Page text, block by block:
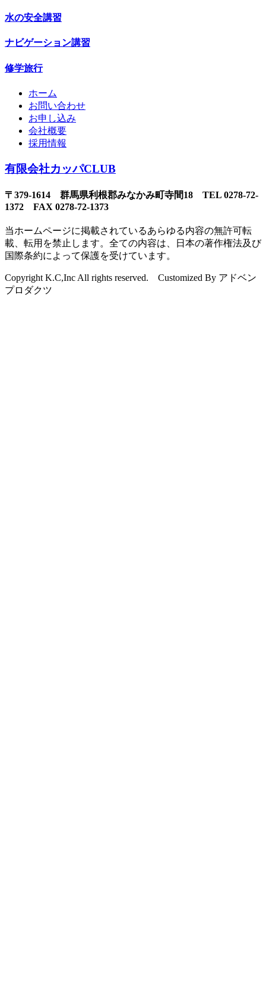
水の安全講習
ナビゲーション講習
修学旅行
ホーム
お問い合わせ
お申し込み
会社概要
採用情報
有限会社カッパCLUB
〒379-1614 群馬県利根郡みなかみ町寺間18 TEL 0278-72-
1372 FAX 0278-72-1373
当ホームページに掲載されているあらゆる内容の無許可転
載、転用を禁止します。全ての内容は、日本の著作権法及び
国際条約によって保護を受けています。
Copyright K.C,Inc All rights reserved. Customized By アドベン
プロダクツ